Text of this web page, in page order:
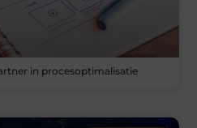
in procesoptimalisatie